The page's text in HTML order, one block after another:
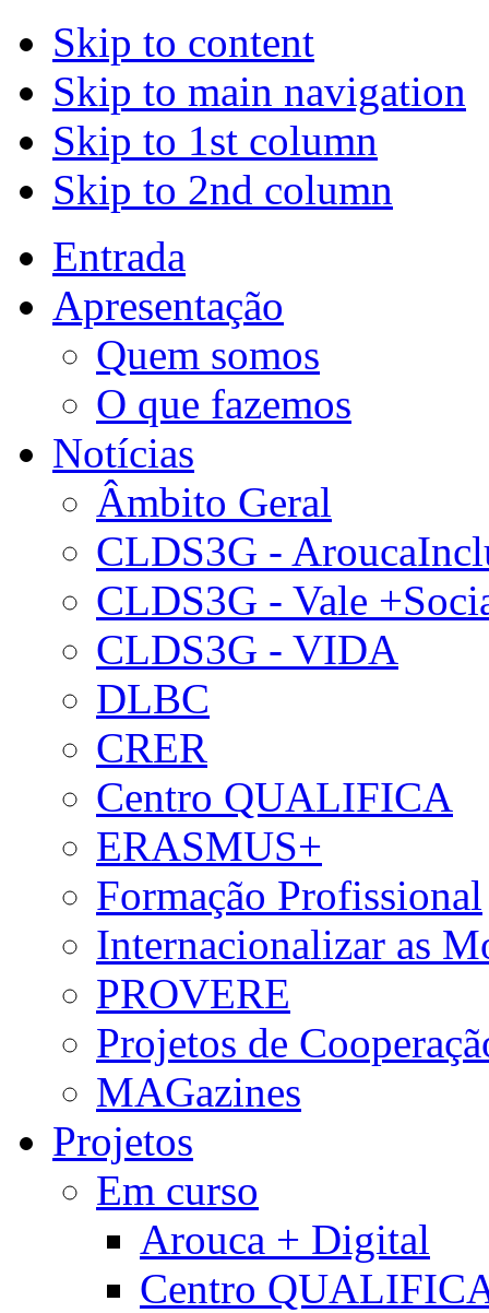
Skip to content
Skip to main navigation
Skip to 1st column
Skip to 2nd column
Entrada
Apresentação
Quem somos
O que fazemos
Notícias
Âmbito Geral
CLDS3G -
CLDS3G - Vale
CLDS3G - VIDA
DLBC
CRER
Centro QUALIFICA
ERASMUS+
Formação Profissional
Internacionalizar as
PROVERE
Projetos de
MAGazines
Projetos
Em curso
Arouca + Digital
Centro